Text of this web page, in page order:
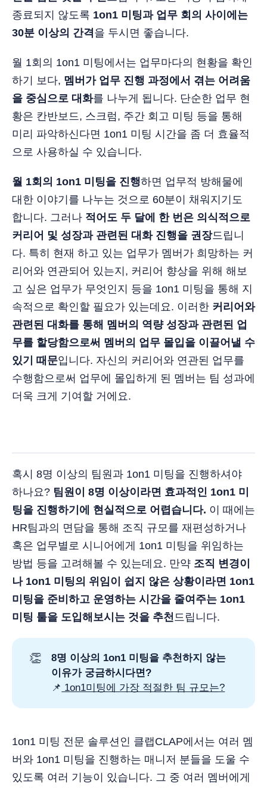
종료되지 않도록 1on1 미팅과 업무 회의 사이에는
30분 이상의 간격 을 두시면 좋습니다.
월 1회의 1on1 미팅에서는 업무마다의 현황을 확인
하기 보다, 멤버가 업무 진행 과정에서 겪는 어려움
을 중심으로 대화를 나누게 됩니다. 단순한 업무 현
황은 칸반보드, 스크럼, 주간 회고 미팅 등을 통해
미리 파악하신다면 1on1 미팅 시간을 좀 더 효율적
으로 사용하실 수 있습니다.
월 1회의 1on1 미팅을 진행하면 업무적 방해물에
대한 이야기를 나누는 것으로 60분이 채워지기도
합니다. 그러나 적어도 두 달에 한 번은 의식적으로
커리어 및 성장과 관련된 대화 진행을 권장드립니
다. 특히 현재 하고 있는 업무가 멤버가 희망하는 커
리어와 연관되어 있는지, 커리어 향상을 위해 해보
고 싶은 업무가 무엇인지 등을 1on1 미팅을 통해 지
속적으로 확인할 필요가 있는데요. 이러한 커리어와
관련된 대화를 통해 멤버의 역량 성장과 관련된 업
무를 할당함으로써 멤버의 업무 몰입을 이끌어낼 수
있기 때문입니다. 자신의 커리어와 연관된 업무를
수행함으로써 업무에 몰입하게 된 멤버는 팀 성과에
더욱 크게 기여할 거에요.
혹시 8명 이상의 팀원과 1on1 미팅을 진행하셔야
하나요? 팀원이 8명 이상이라면 효과적인 1on1 미
팅을 진행하기에 현실적으로 어렵습니다. 이 때에는
HR팀과의 면담을 통해 조직 규모를 재편성하거나
혹은 업무별로 시니어에게 1on1 미팅을 위임하는
방법 등을 고려해볼 수 있는데요. 만약 조직 변경이
나 1on1 미팅의 위임이 쉽지 않은 상황이라면 1on1
미팅을 준비하고 운영하는 시간을 줄여주는 1on1
미팅 툴을 도입해보시는 것을 추천 드립니다.
👏
8명 이상의 1on1 미팅을 추천하지 않는
이유가 궁금하시다면?
📌 1on1미팅에 가장 적절한 팀 규모는?
1on1 미팅 전문 솔루션인 클랩CLAP에서는 여러 멤
버와 1on1 미팅을 진행하는 매니저 분들을 도울 수
있도록 여러 기능이 있습니다. 그 중 여러 멤버에게